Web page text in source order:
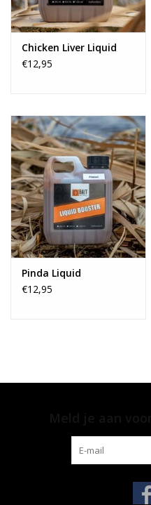
BLOG
Chicken Liver Liquid
€12,95
Pinda Liquid
€12,95